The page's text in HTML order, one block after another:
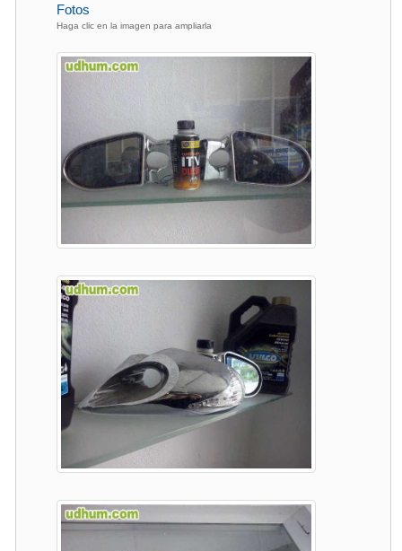
Fotos
Haga clic en la imagen para ampliarla